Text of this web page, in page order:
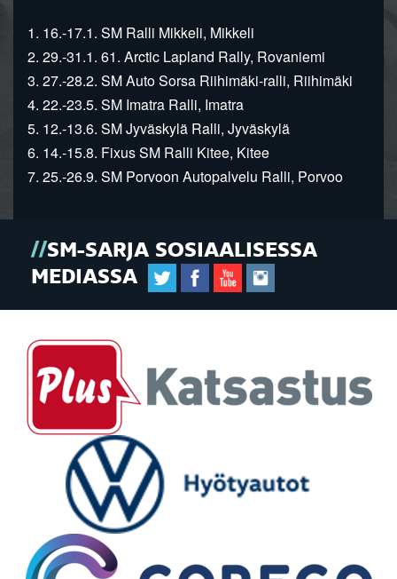
1. 16.-17.1. SM Ralli Mikkeli, Mikkeli
2. 29.-31.1. 61. Arctic Lapland Rally, Rovaniemi
3. 27.-28.2. SM Auto Sorsa Riihimäki-ralli, Riihimäki
4. 22.-23.5. SM Imatra Ralli, Imatra
5. 12.-13.6. SM Jyväskylä Ralli, Jyväskylä
6. 14.-15.8. Fixus SM Ralli Kitee, Kitee
7. 25.-26.9. SM Porvoon Autopalvelu Ralli, Porvoo
SM-SARJA SOSIAALISESSA
MEDIASSA